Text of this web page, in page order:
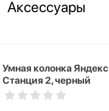
Аксессуары
Умная колонка Яндекс
Станция 2, черный